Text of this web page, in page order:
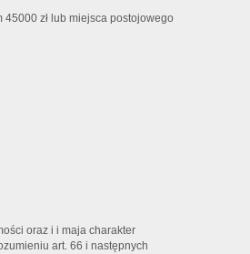
zł lub miejsca postojowego
oraz i i maja charakter
art. 66 i następnych